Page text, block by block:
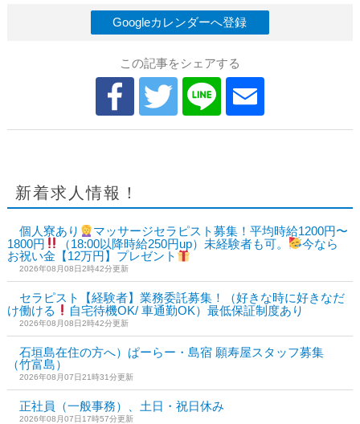
Googleカレンダーへ登録
この記事をシェアする
新着求人情報！
個人寮あり
マッサージセラピスト募集！平均時給1200円〜
1800円
（18:00以降時給250円up）未経験者も可。
今なら
お祝い金【12万円】プレゼント
2026年08月08日2時42分更新
セラピスト【経験者】業務委託募集！（好きな時に好きなだ
け働ける
自宅待機OK/ 車通勤OK）最低保証制度あり
2026年08月08日2時42分更新
石垣島在住の方へ）ぱーらー・島宿 願寿屋スタッフ募集
（竹富島）
2026年08月07日21時31分更新
正社員（一般事務）、土日・祝日休み
2026年08月07日17時57分更新